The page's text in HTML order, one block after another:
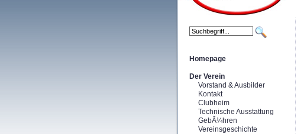
Homepage
Der Verein
Vorstand & Ausbilder
Kontakt
Clubheim
Technische Ausstattung
GebÃ¼hren
Vereinsgeschichte